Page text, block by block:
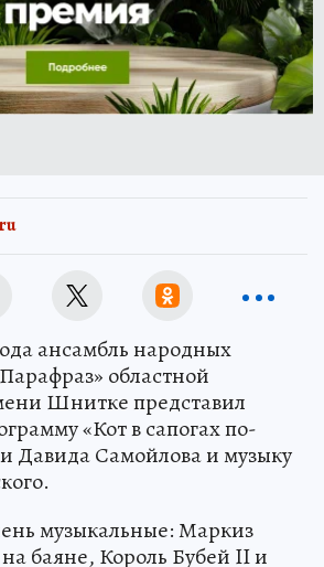
ансамбль народных
областной
Шнитке представил
«Кот в сапогах по-
Давида Самойлова и музыку
музыкальные: Маркиз
баяне, Король Бубей II и